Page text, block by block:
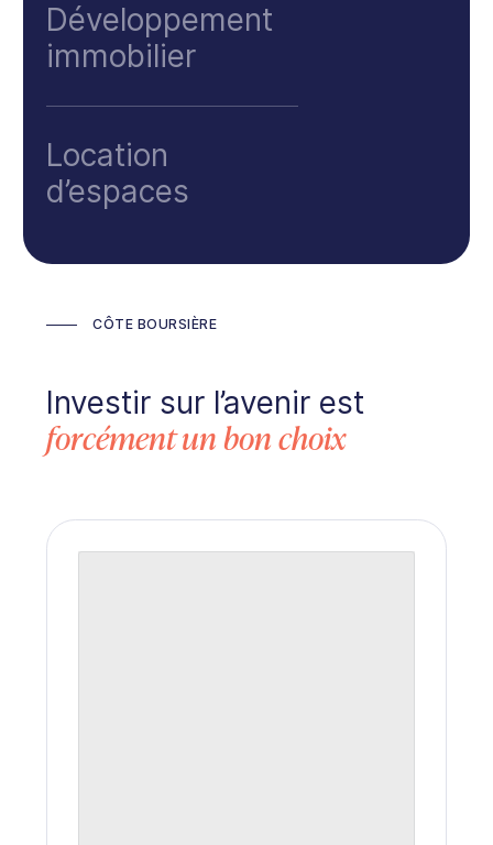
Développement
immobilier
Location
d’espaces
CÔTE BOURSIÈRE
Investir sur l’avenir est
forcément un bon choix